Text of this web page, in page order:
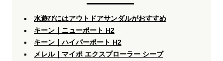
水遊びにはアウトドアサンダルがおすすめ
キーン｜ニューポート H2
キーン｜ハイパーポート H2
メレル｜マイポ エクスプローラー シーブ